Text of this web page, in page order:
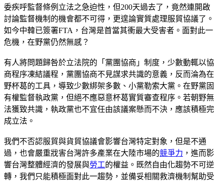
委疾呼監督條例立法之急迫性，但200天過去了，竟然連開啟
討論監督機制的機會都不可得，更遑論實質處理服貿協議了。
如今中韓已簽署FTA，台灣是首當其衝最大受害者。面對此一
危機，在野黨仍然無感？
有人將問題歸咎於立法院的「黨團協商」制度，少數動輒以協
商程序凍結議程，黨團協商不見謀求共識的意義，反而淪為在
野杯葛的工具，導致少數綁架多數、小黨勒索大黨。在野黨固
有權監督執政黨，但絕不應惡意杯葛實質審查程序。若朝野無
法獲致共識，執政黨也不宜任由該議案懸而不決，應該積極完
成立法。
我們不否認服貿與貨貿協議會影響台灣特定對象，但是不通
過，也會嚴重戕害台灣許多產業在大陸市場的競爭力 ，進而影
響台灣整體經濟的發展與勞工的權益。既然自由化趨勢不可逆
轉，我們只能積極面對此一趨勢，並備妥相關救濟機制幫助受